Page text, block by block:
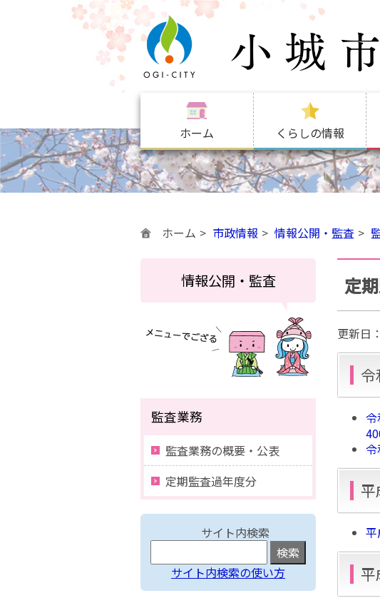
ホーム くらしの情報
ホーム 市政情報 情報公開・監査
定
更新日：
令
令
平
情報公開・監査
監査業務
監査業務の概要・公表
定期監査過年度分
サイト内検索
サイト内検索の使い方